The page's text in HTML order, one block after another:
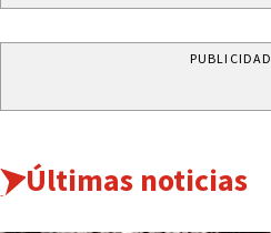
PUBLICIDAD
Últimas noticias